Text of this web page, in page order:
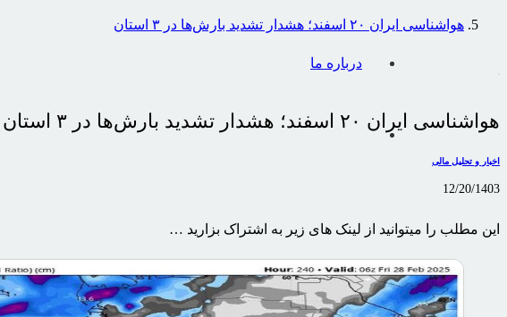
درباره ما
هواشناسی ایران ۲۰ اسفند؛ هشدار تشدید بارش‌ها در ۳ استان
هواشناسی ایران ۲۰ اسفند؛ هشدار تشدید بارش‌ها در ۳ استان
اخبار و تحلیل مالی
12/20/1403
این مطلب را میتوانید از لینک های زیر به اشتراک بزارید …